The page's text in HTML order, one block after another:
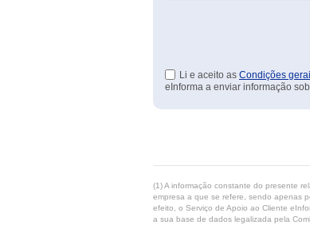
Li e aceito as Condições
eInforma a enviar informação
(1) A informação constante do presente
empresa a que se refere, sendo apenas
efeito, o Serviço de Apoio ao Cliente
a sua base de dados legalizada pela